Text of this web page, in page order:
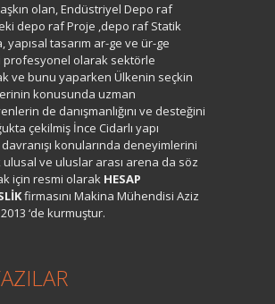
aşkın olan, Endüstriyel Depo raf
depo raf Proje ,depo raf Statik
yapısal tasarım ar-ge ve ür-ge
profesyonel olarak sektörle
ve bunu yaparken Ülkenin seçkin
konusunda uzman
de danışmanlığını ve desteğini
çekilmiş İnce Cidarlı yapı
konularında deneyimlerini
ulusal ve uluslar arası arena da söz
için resmi olarak HESAP
firmasını Makina Mühendisi Aziz
‘de kurmuştur.